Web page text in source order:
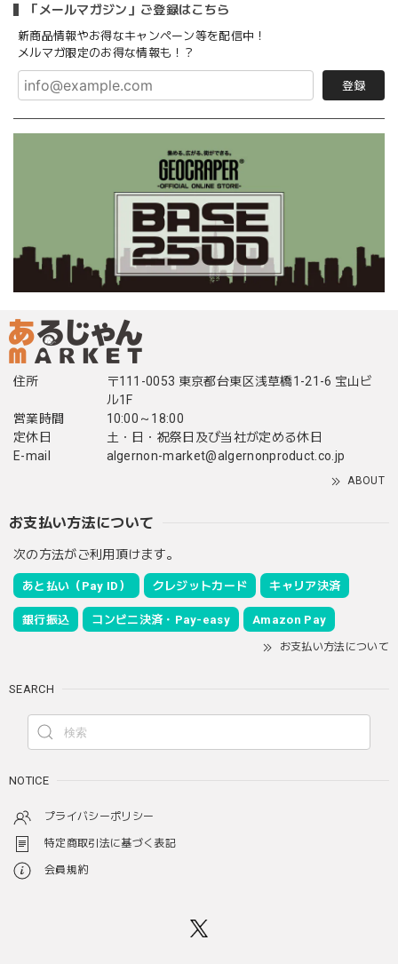
「メールマガジン」ご登録はこちら
新商品情報やお得なキャンペーン等を配信中！
メルマガ限定のお得な情報も！？
登録
住所
〒111-0053 東京都台東区浅草橋1-21-6 宝山ビ
ル1F
営業時間
10:00～18:00
定休日
土・日・祝祭日及び当社が定める休日
E-mail
algernon-market@algernonproduct.co.jp
ABOUT
お支払い方法について
次の方法がご利用頂けます。
あと払い（Pay ID） クレジットカード キャリア決済
銀行振込 コンビニ決済・Pay-easy Amazon Pay
お支払い方法について
SEARCH
NOTICE
プライバシーポリシー
特定商取引法に基づく表記
会員規約